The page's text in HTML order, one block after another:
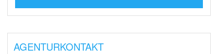
AGENTURKONTAKT